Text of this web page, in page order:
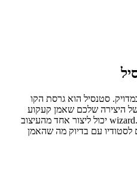
סטנסיל הוא גרסת הקו
היצירה שלכם שאמן קעקוע
מעתיק במהלך ההעברה — ו-wizard.tattoo יכול ליצור אחד מהעיצוב
עם בדיוק מה שהאמן